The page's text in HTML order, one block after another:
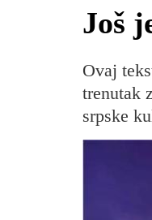
​Još
Ovaj
trenutak
srpske